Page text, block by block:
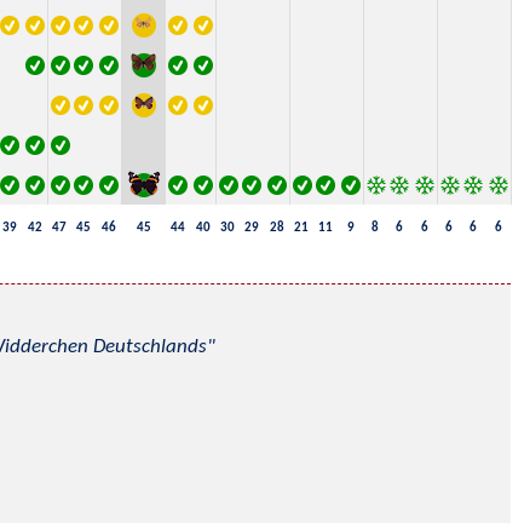
39 42 47 45 46 45 44 40 30 29 28 21 11 9 8 6 6 6 6 6
Deutschlands